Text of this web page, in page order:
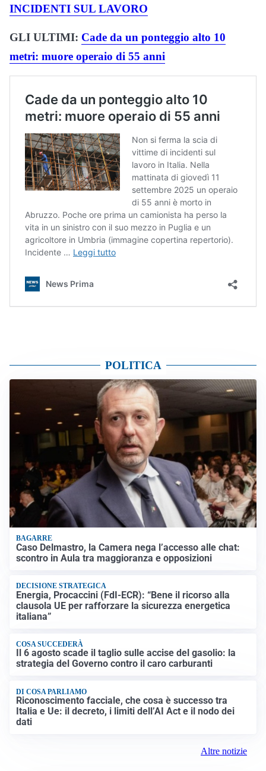
INCIDENTI SUL LAVORO
GLI ULTIMI: Cade da un ponteggio alto 10
metri: muore operaio di 55 anni
POLITICA
BAGARRE
Caso Delmastro, la Camera nega l’accesso alle chat:
scontro in Aula tra maggioranza e opposizioni
DECISIONE STRATEGICA
Energia, Procaccini (FdI-ECR): “Bene il ricorso alla
clausola UE per rafforzare la sicurezza energetica
italiana”
COSA SUCCEDERÀ
Il 6 agosto scade il taglio sulle accise del gasolio: la
strategia del Governo contro il caro carburanti
DI COSA PARLIAMO
Riconoscimento facciale, che cosa è successo tra
Italia e Ue: il decreto, i limiti dell’AI Act e il nodo dei
dati
Altre notizie